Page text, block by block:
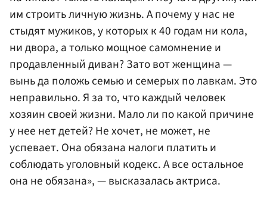
им строить личную жизнь. А почему у нас не
стыдят мужиков, у которых к 40 годам ни кола,
ни двора, а только мощное самомнение и
продавленный диван? Зато вот женщина —
вынь да положь семью и семерых по лавкам. Это
неправильно. Я за то, что каждый человек
хозяин своей жизни. Мало ли по какой причине
у нее нет детей? Не хочет, не может, не
успевает. Она обязана налоги платить и
соблюдать уголовный кодекс. А все остальное
она не обязана», — высказалась актриса.